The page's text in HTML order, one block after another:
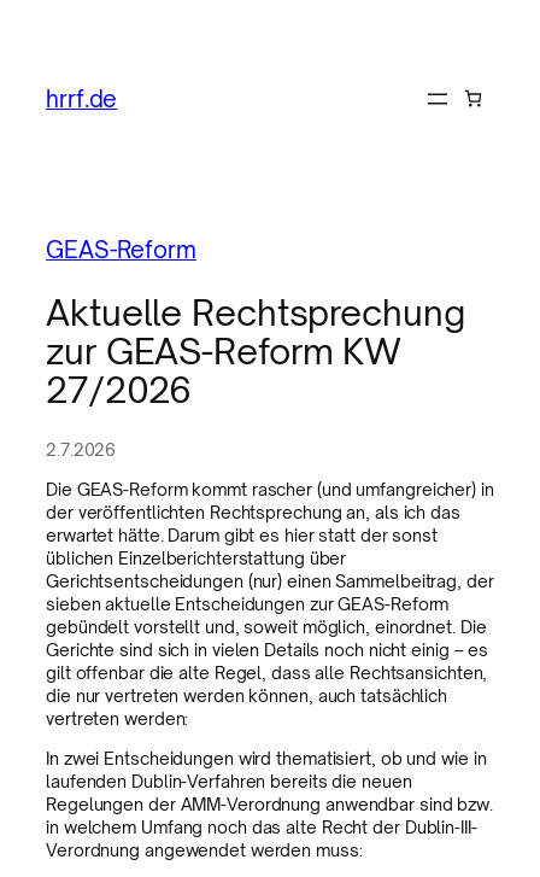
hrrf.de
GEAS-Reform
Aktuelle Rechtsprechung
zur GEAS-Reform KW
27/2026
2.7.2026
Die GEAS-Reform kommt rascher (und umfangreicher) in
der veröffentlichten Rechtsprechung an, als ich das
erwartet hätte. Darum gibt es hier statt der sonst
üblichen Einzelberichterstattung über
Gerichtsentscheidungen (nur) einen Sammelbeitrag, der
sieben aktuelle Entscheidungen zur GEAS-Reform
gebündelt vorstellt und, soweit möglich, einordnet. Die
Gerichte sind sich in vielen Details noch nicht einig – es
gilt offenbar die alte Regel, dass alle Rechtsansichten,
die nur vertreten werden können, auch tatsächlich
vertreten werden:
In zwei Entscheidungen wird thematisiert, ob und wie in
laufenden Dublin-Verfahren bereits die neuen
Regelungen der AMM-Verordnung anwendbar sind bzw.
in welchem Umfang noch das alte Recht der Dublin-III-
Verordnung angewendet werden muss: